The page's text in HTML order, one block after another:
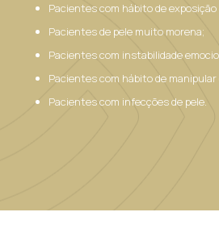
Pacientes com hábito de
Pacientes de pele muito morena;
Pacientes com instabilidade
Pacientes com hábito de manipular
Pacientes com infecções de pele.